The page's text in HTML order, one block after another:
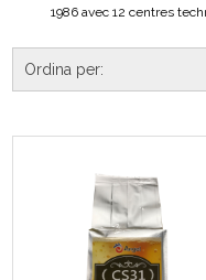
1986 avec 12 centres